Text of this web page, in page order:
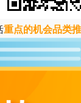
重点的机会品类